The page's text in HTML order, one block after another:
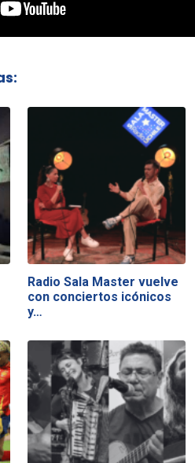
Radio Sala Master vuelve
con conciertos icónicos
y…